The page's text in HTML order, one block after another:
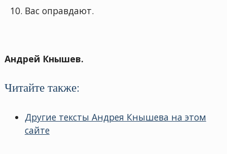
Вас опpавдают.
Андрей Кнышев.
Читайте также:
Другие тексты Андрея Кнышева на этом
сайте